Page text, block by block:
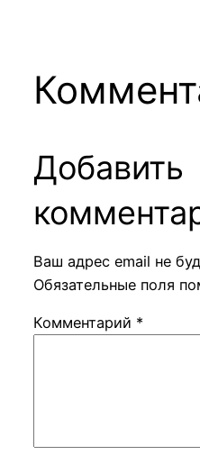
Добавить
Ваш адрес email не
Обязательные поля
Комментарий *